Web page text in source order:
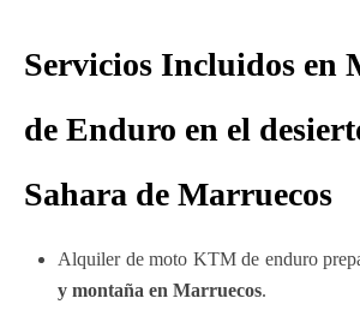
Servicios Incluidos en
de Enduro en el
Sahara de Marruecos
Alquiler de moto KTM de enduro
y montaña en Marruecos.